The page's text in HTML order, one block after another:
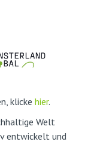
klicke hier.
Welt
entwickelt und